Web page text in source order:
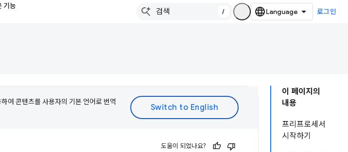
기능
/ 로그인
이 페이지의
내용
프리프로세서
시작하기
여 콘텐츠를 사용자의 기본 언어로 번역
도움이 되었나요?